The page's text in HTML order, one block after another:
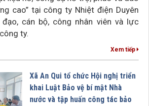
cao” tại công ty Nhiệt điện Duyên
cán bộ, công nhân viên và lực
ty.
Xem tiếp
Xã An Qui tổ chức Hội nghị triển
khai Luật Bảo vệ bí mật Nhà
nước và tập huấn công tác bảo